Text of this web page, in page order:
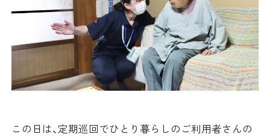
この日は、定期巡回でひとり暮らしのご利用者さんの